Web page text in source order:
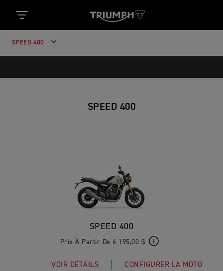
SPEED 400
SPEED 400
SPEED 400
Prix À Partir De 6 195,00 $
VOIR DÉTAILS CONFIGURER LA MOTO